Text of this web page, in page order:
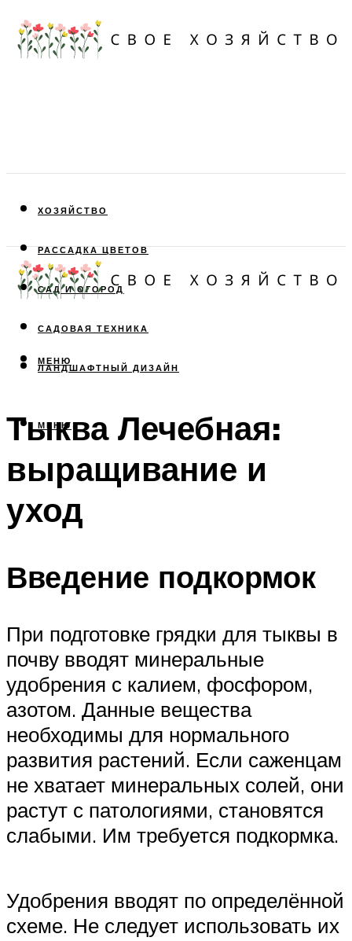
ХОЗЯЙСТВО
РАССАДКА ЦВЕТОВ
САД И ОГОРОД
САДОВАЯ ТЕХНИКА
ЛАНДШАФТНЫЙ ДИЗАЙН
МЕНЮ
МЕНЮ
Тыква Лечебная:
выращивание и
уход
Введение подкормок
При подготовке грядки для тыквы в
почву вводят минеральные
удобрения с калием, фосфором,
азотом. Данные вещества
необходимы для нормального
развития растений. Если саженцам
не хватает минеральных солей, они
растут с патологиями, становятся
слабыми. Им требуется подкормка.
Удобрения вводят по определённой
схеме. Не следует использовать их